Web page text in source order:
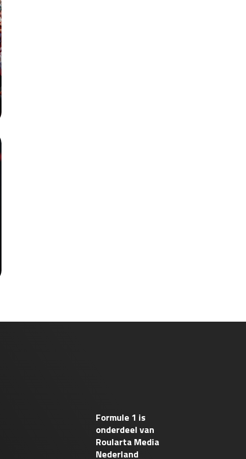
Formule 1 is
onderdeel van
Roularta Media
Nederland